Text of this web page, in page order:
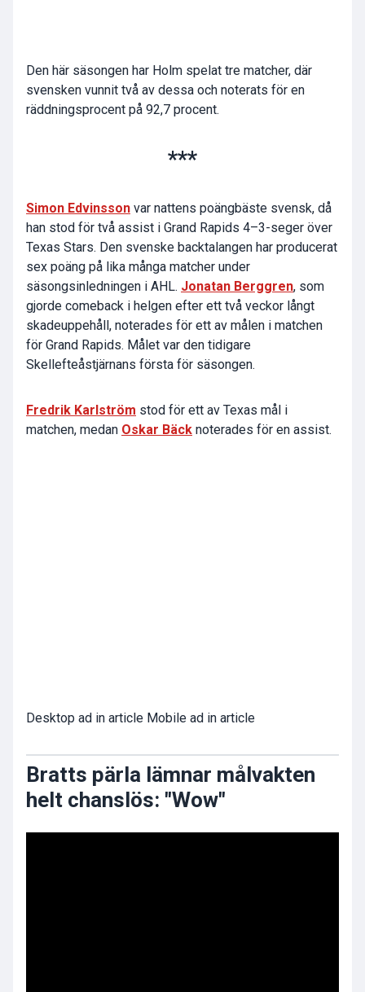
Den här säsongen har Holm spelat tre matcher, där
svensken vunnit två av dessa och noterats för en
räddningsprocent på 92,7 procent.
***
Simon Edvinsson var nattens poängbäste svensk, då
han stod för två assist i Grand Rapids 4–3-seger över
Texas Stars. Den svenske backtalangen har producerat
sex poäng på lika många matcher under
säsongsinledningen i AHL. Jonatan Berggren, som
gjorde comeback i helgen efter ett två veckor långt
skadeuppehåll, noterades för ett av målen i matchen
för Grand Rapids. Målet var den tidigare
Skellefteåstjärnans första för säsongen.
Fredrik Karlström stod för ett av Texas mål i
matchen, medan Oskar Bäck noterades för en assist.
Desktop ad in article Mobile ad in article
Bratts pärla lämnar målvakten
helt chanslös: "Wow"